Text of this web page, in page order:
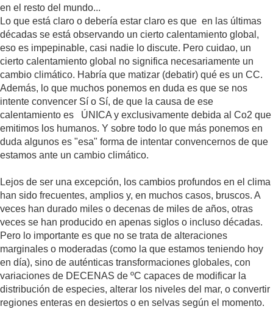
en el resto del mundo...
Lo que está claro o debería estar claro es que en las últimas
décadas se está observando un cierto calentamiento global,
eso es impepinable, casi nadie lo discute. Pero cuidao, un
cierto calentamiento global no significa necesariamente un
cambio climático. Habría que matizar (debatir) qué es un CC.
Además, lo que muchos ponemos en duda es que se nos
intente convencer Sí o Sí, de que la causa de ese
calentamiento es ÚNICA y exclusivamente debida al Co2 que
emitimos los humanos. Y sobre todo lo que más ponemos en
duda algunos es "esa" forma de intentar convencernos de que
estamos ante un cambio climático.
Lejos de ser una excepción, los cambios profundos en el clima
han sido frecuentes, amplios y, en muchos casos, bruscos. A
veces han durado miles o decenas de miles de años, otras
veces se han producido en apenas siglos o incluso décadas.
Pero lo importante es que no se trata de alteraciones
marginales o moderadas (como la que estamos teniendo hoy
en día), sino de auténticas transformaciones globales, con
variaciones de DECENAS de ºC capaces de modificar la
distribución de especies, alterar los niveles del mar, o convertir
regiones enteras en desiertos o en selvas según el momento.